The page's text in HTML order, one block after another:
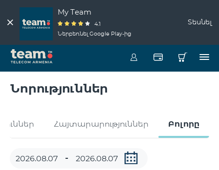
My Team
4.1
Ներբեռնել Google Play-ից
Տեսնել
Նորություններ
Հայտարարություններ Բոլորը